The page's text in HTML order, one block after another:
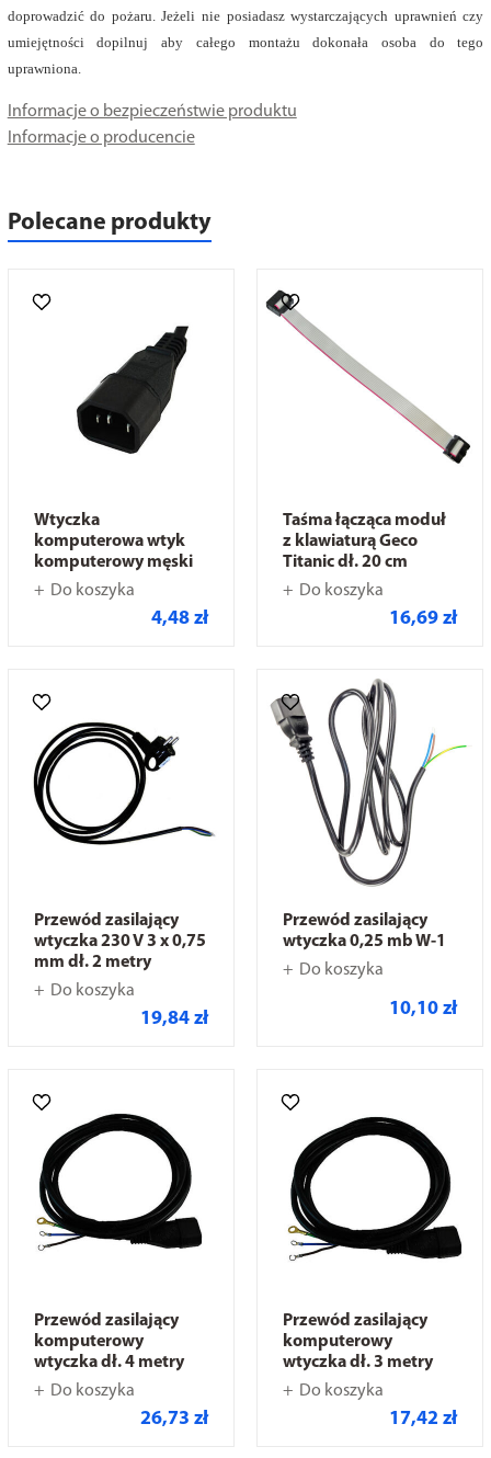
doprowadzić do pożaru. Jeżeli nie posiadasz wystarczających uprawnień czy
umiejętności dopilnuj aby całego montażu dokonała osoba do tego
uprawniona.
Informacje o bezpieczeństwie produktu
Informacje o producencie
Polecane produkty
Wtyczka
komputerowa wtyk
komputerowy męski
Do koszyka
4,48 zł
Taśma łącząca moduł
z klawiaturą Geco
Titanic dł. 20 cm
Do koszyka
16,69 zł
Przewód zasilający
wtyczka 230 V 3 x 0,75
mm dł. 2 metry
Do koszyka
19,84 zł
Przewód zasilający
wtyczka 0,25 mb W-1
Do koszyka
10,10 zł
Przewód zasilający
komputerowy
wtyczka dł. 4 metry
Do koszyka
26,73 zł
Przewód zasilający
komputerowy
wtyczka dł. 3 metry
Do koszyka
17,42 zł